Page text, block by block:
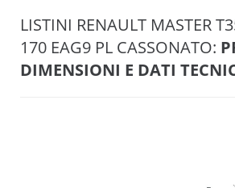
LISTINI RENAULT MASTER
170 EAG9 PL CASSONATO:
DIMENSIONI E DATI